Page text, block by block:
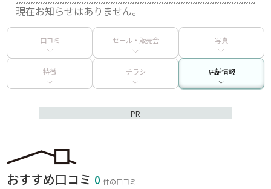
現在お知らせはありません。
口コミ セール・販売会 写真
特徴 チラシ 店舗情報
PR
おすすめ口コミ 0件の口コミ